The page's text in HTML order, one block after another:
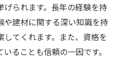
られます。長年の経験を持
や建材に関する深い知識を持
てくれます。また、資格を
ることも信頼の一因です。